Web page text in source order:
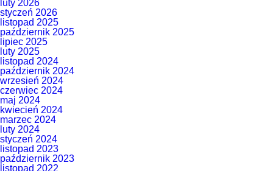
luty 2026
styczeń 2026
listopad 2025
październik 2025
lipiec 2025
luty 2025
listopad 2024
październik 2024
wrzesień 2024
czerwiec 2024
maj 2024
kwiecień 2024
marzec 2024
luty 2024
styczeń 2024
listopad 2023
październik 2023
listopad 2022